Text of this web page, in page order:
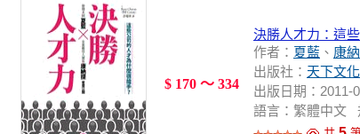
$ 170 ～ 334
決勝人才力：這
作者： 夏藍 、 康
出版社： 天下文化
出版日期：2011-
語言：繁體中文